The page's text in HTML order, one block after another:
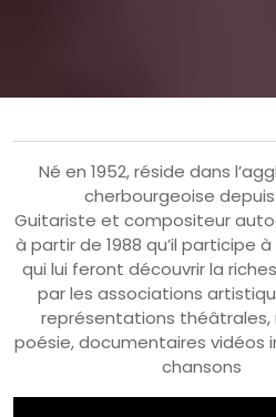
Né en 1952, réside dans
cherbourgeoise depuis
Guitariste et compositeur
à partir de 1988 qu’il participe
qui lui feront découvrir la
par les associations
représentations théâtrales,
poésie, documentaires vidéos
chansons